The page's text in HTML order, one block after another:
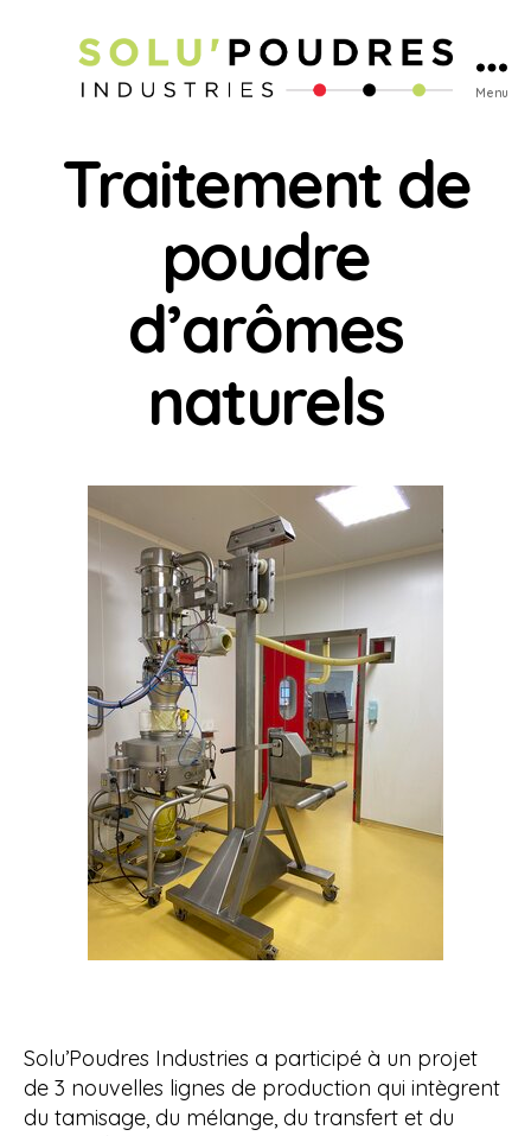
Menu
Traitement de
poudre
d’arômes
naturels
Solu’Poudres Industries a participé à un projet
de 3 nouvelles lignes de production qui intègrent
du tamisage, du mélange, du transfert et du